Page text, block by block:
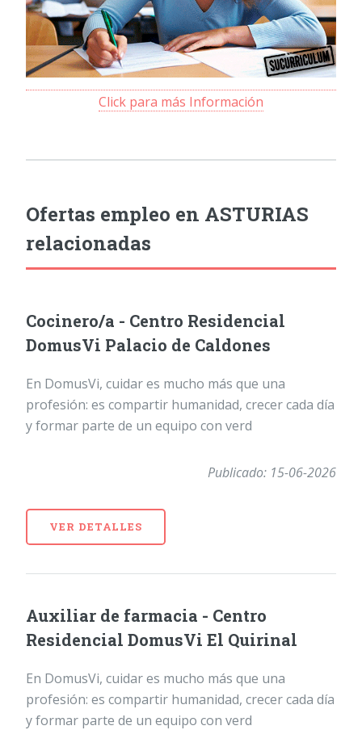
Click para más Información
Ofertas empleo en ASTURIAS
relacionadas
Cocinero/a - Centro Residencial
DomusVi Palacio de Caldones
En DomusVi, cuidar es mucho más que una
profesión: es compartir humanidad, crecer cada día
y formar parte de un equipo con verd
Publicado: 15-06-2026
VER DETALLES
Auxiliar de farmacia - Centro
Residencial DomusVi El Quirinal
En DomusVi, cuidar es mucho más que una
profesión: es compartir humanidad, crecer cada día
y formar parte de un equipo con verd